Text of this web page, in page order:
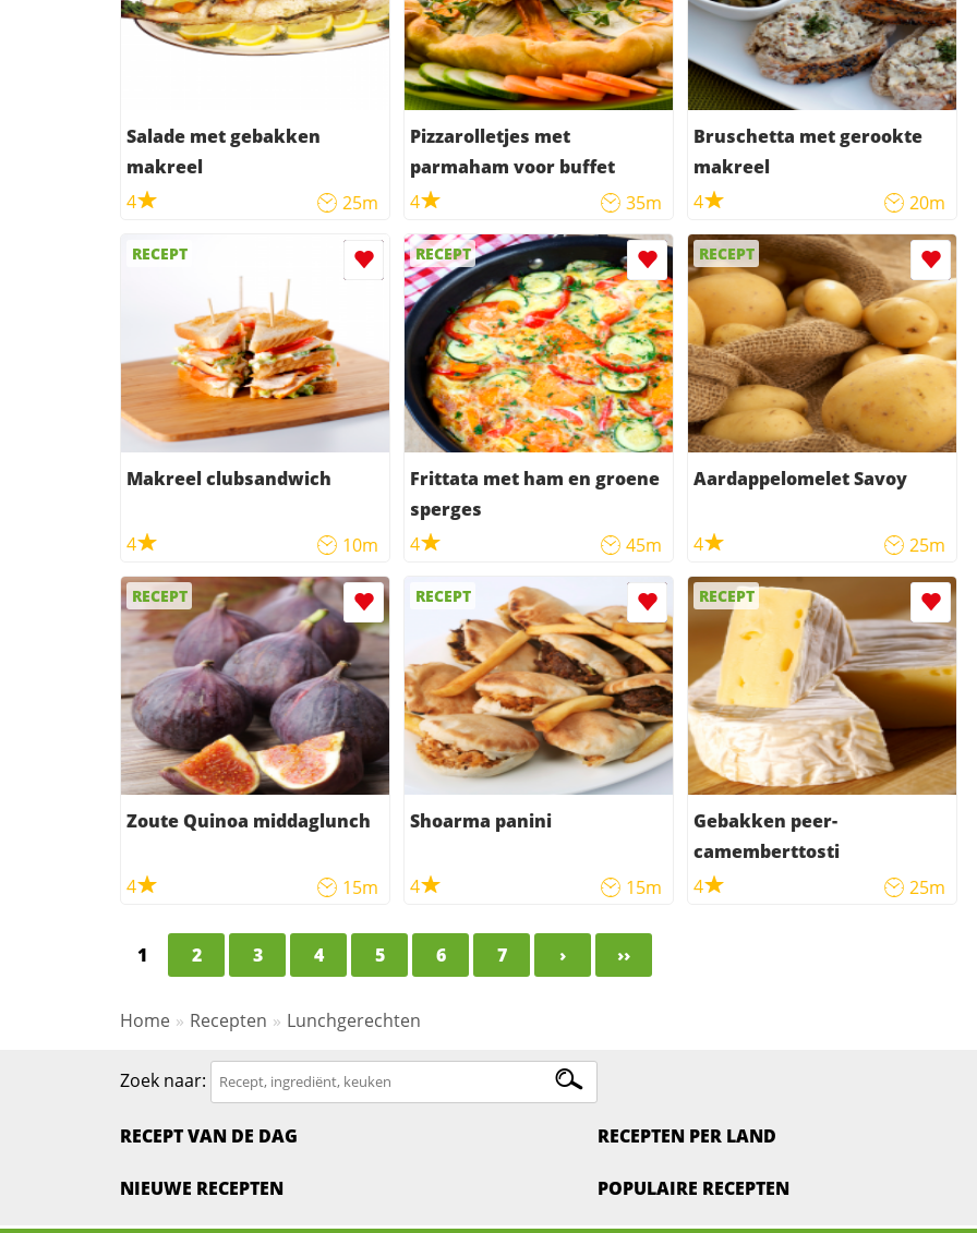
Salade met gebakken
makreel
4
25m
Pizzarolletjes met
parmaham voor buffet
4
35m
Bruschetta met gerookte
makreel
4
20m
RECEPT
Makreel clubsandwich
4 10m
RECEPT
Frittata met ham en groene
sperges
4
45m
RECEPT
Aardappelomelet Savoy
4 25m
RECEPT
Zoute Quinoa middaglunch
4 15m
RECEPT
Shoarma panini
4 15m
RECEPT
Gebakken peer-
camemberttosti
4
25m
1 2 3 4 5 6 7 › ››
Home Recepten Lunchgerechten
Zoek naar:
RECEPT VAN DE DAG
NIEUWE RECEPTEN
RECEPTEN PER LAND
POPULAIRE RECEPTEN